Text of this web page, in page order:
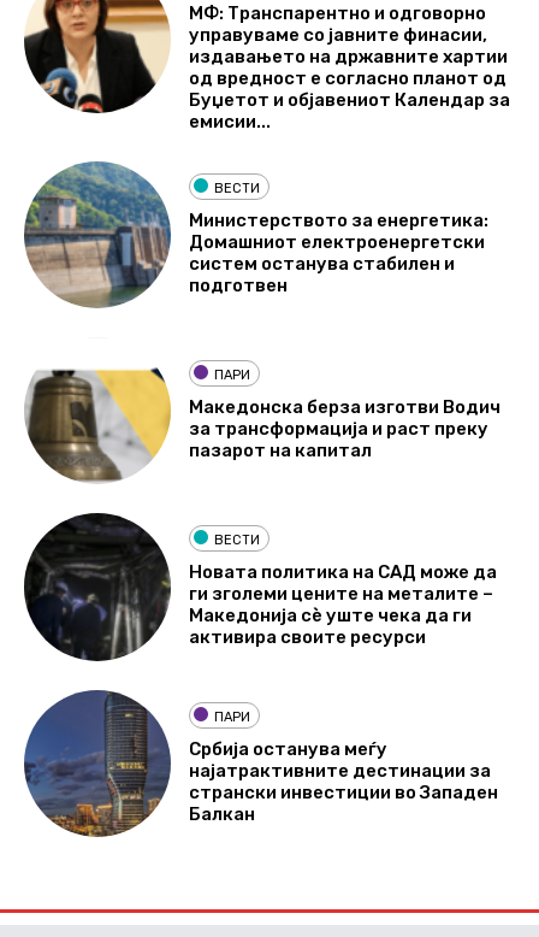
МФ: Транспарентно и одговорно
управуваме со јавните финасии,
издавањето на државните хартии
од вредност е согласно планот од
Буџетот и објавениот Календар за
емисии...
ВЕСТИ
Министерството за енергетика:
Домашниот електроенергетски
систем останува стабилен и
подготвен
ПАРИ
Македонска берза изготви Водич
за трансформација и раст преку
пазарот на капитал
ВЕСТИ
Новата политика на САД може да
ги зголеми цените на металите –
Македонија сè уште чека да ги
активира своите ресурси
ПАРИ
Србија останува меѓу
најатрактивните дестинации за
странски инвестиции во Западен
Балкан